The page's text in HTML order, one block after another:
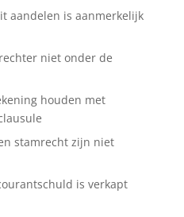
aandelen is aanmerkelijk
niet onder de
houden met
stamrecht zijn niet
is verkapt